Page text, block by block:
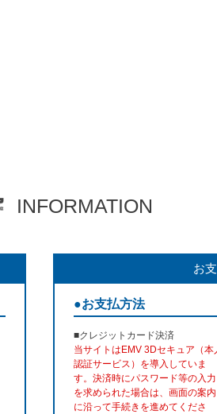
INFORMATION
お
●お支払方法
■クレジットカード決済
当サイトはEMV 3Dセキュア（本
認証サービス）を導入していま
す。決済時にパスワード等の入力
を求められた場合は、画面の案内
に沿って手続きを進めてくださ